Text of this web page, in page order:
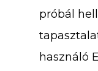
próbál
használó